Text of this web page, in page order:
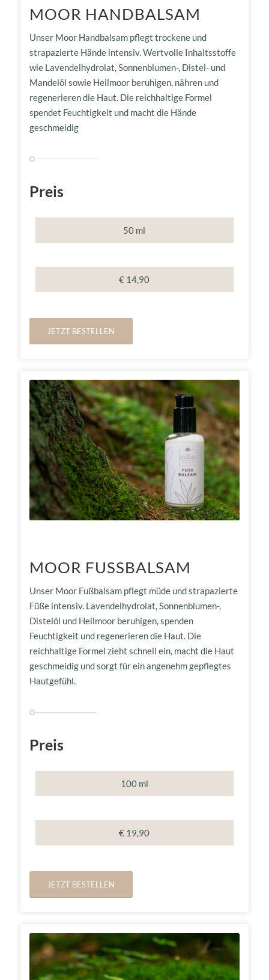
MOOR HANDBALSAM
Unser Moor Handbalsam pflegt trockene und
strapazierte Hände intensiv. Wertvolle Inhaltsstoffe
wie Lavendelhydrolat, Sonnenblumen-, Distel- und
Mandelöl sowie Heilmoor beruhigen, nähren und
regenerieren die Haut. Die reichhaltige Formel
spendet Feuchtigkeit und macht die Hände
geschmeidig
Preis
50 ml
€ 14,90
JETZT BESTELLEN
MOOR FUSSBALSAM
Unser Moor Fußbalsam pflegt müde und strapazierte
Füße intensiv. Lavendelhydrolat, Sonnenblumen-,
Distelöl und Heilmoor beruhigen, spenden
Feuchtigkeit und regenerieren die Haut. Die
reichhaltige Formel zieht schnell ein, macht die Haut
geschmeidig und sorgt für ein angenehm gepflegtes
Hautgefühl.
Preis
100 ml
€ 19,90
JETZT BESTELLEN